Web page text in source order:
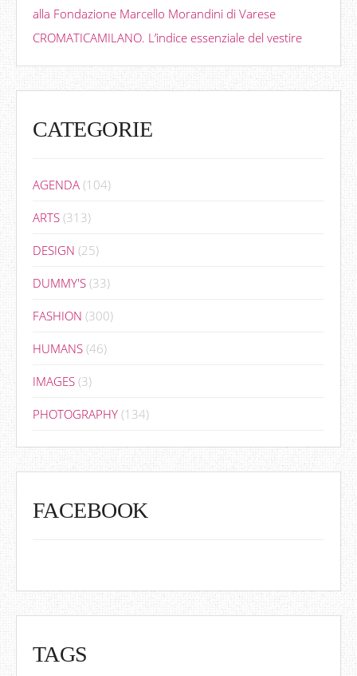
alla Fondazione Marcello Morandini di Varese
CROMATICAMILANO. L’indice essenziale del vestire
CATEGORIE
AGENDA (104)
ARTS (313)
DESIGN (25)
DUMMY'S (33)
FASHION (300)
HUMANS (46)
IMAGES (3)
PHOTOGRAPHY (134)
FACEBOOK
TAGS